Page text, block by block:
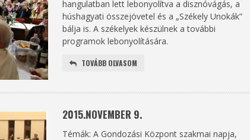
hangulatban lett lebonyolítva a disznóvágás, a
húshagyati összejövetel és a „Székely Unokák”
bálja is. A székelyek készülnek a további
programok lebonyolítására.
TOVÁBB OLVASOM
2015.NOVEMBER 9.
Témák: A Gondozási Központ szakmai napja,